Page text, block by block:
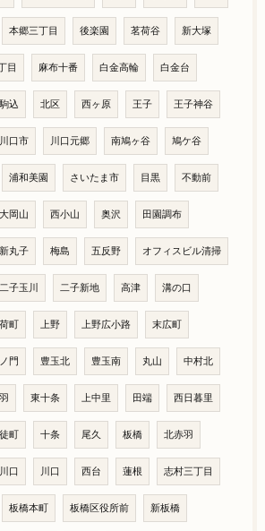
本郷三丁目 後楽園 茗荷谷 新大塚
目 麻布十番 白金高輪 白金台
駒込 北区 西ヶ原 王子 王子神谷
川口市 川口元郷 南鳩ヶ谷 鳩ケ谷
浦和美園 さいたま市 目黒 不動前
大岡山 西小山 奥沢 田園調布
新丸子 梅島 五反野 オフィスビル清掃
二子玉川 二子新地 高津 溝の口
町 上野 上野広小路 末広町
門 豊玉北 豊玉南 丸山 中村北
東十条 上中里 田端 西日暮里
町 十条 尾久 板橋 北赤羽
口 川口 西台 蓮根 志村三丁目
板橋本町 板橋区役所前 新板橋